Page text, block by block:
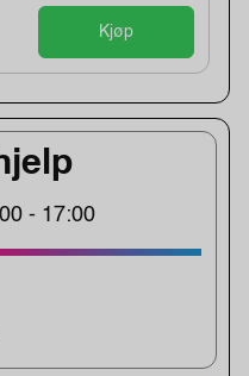
- 17:00
Kjøp